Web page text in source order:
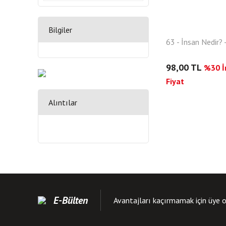
Bilgiler
Alıntılar
63 - İnsan Nedir?
98,00 TL %30
Fiyat
E-Bülten Avantajları kaçırmamak için üye